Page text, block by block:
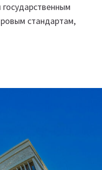
стандартам,